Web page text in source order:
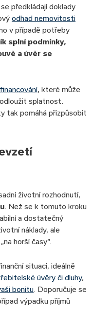
předkládají doklady
odhad nemovitosti
v případě potřeby
splní podmínky,
a úvěr se
, které může
splatnost.
tak pomáhá přizpůsobit
životní rozhodnutí,
. Než se k tomuto kroku
a dostatečný
náklady, ale
horší časy“.
situaci, ideálně
úvěry či dluhy,
bonitu. Doporučuje se
výpadku příjmů